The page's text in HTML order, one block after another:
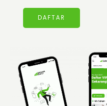
DAFTAR